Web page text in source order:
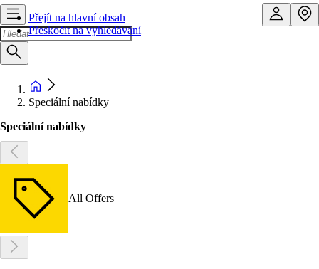
Přejít na hlavní obsah
Přeskočit na vyhledávání
Speciální nabídky
Speciální nabídky
All Offers